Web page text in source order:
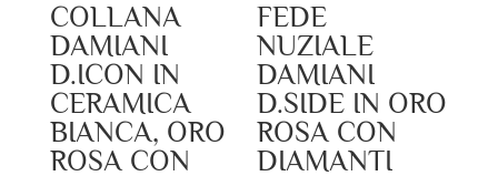
COLLANA
DAMIANI
D.ICON IN
CERAMICA
BIANCA, ORO
ROSA CON
FEDE
NUZIALE
DAMIANI
D.SIDE IN ORO
ROSA CON
DIAMANTI